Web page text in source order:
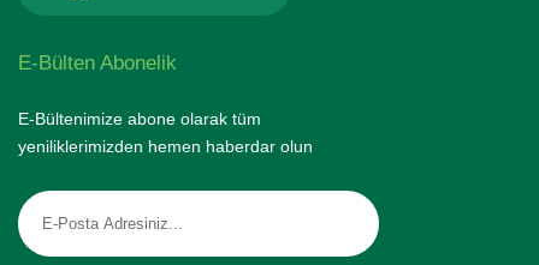
E-Bülten Abonelik
E-Bültenimize abone olarak tüm
yeniliklerimizden hemen haberdar olun